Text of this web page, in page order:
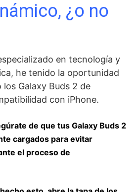
¿o no
en tecnología y
he tenido la oportunidad
Galaxy Buds 2 de
con iPhone.
de que tus Galaxy Buds 2
cargados para evitar
el ⁤proceso de